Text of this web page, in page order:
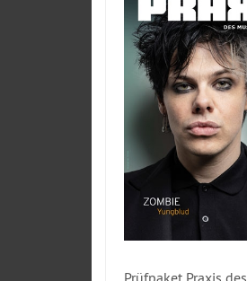
Prüfpaket Praxis des